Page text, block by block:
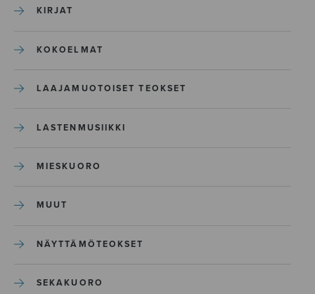
KIRJAT
KOKOELMAT
LAAJAMUOTOISET TEOKSET
LASTENMUSIIKKI
MIESKUORO
MUUT
NÄYTTÄMÖTEOKSET
SEKAKUORO